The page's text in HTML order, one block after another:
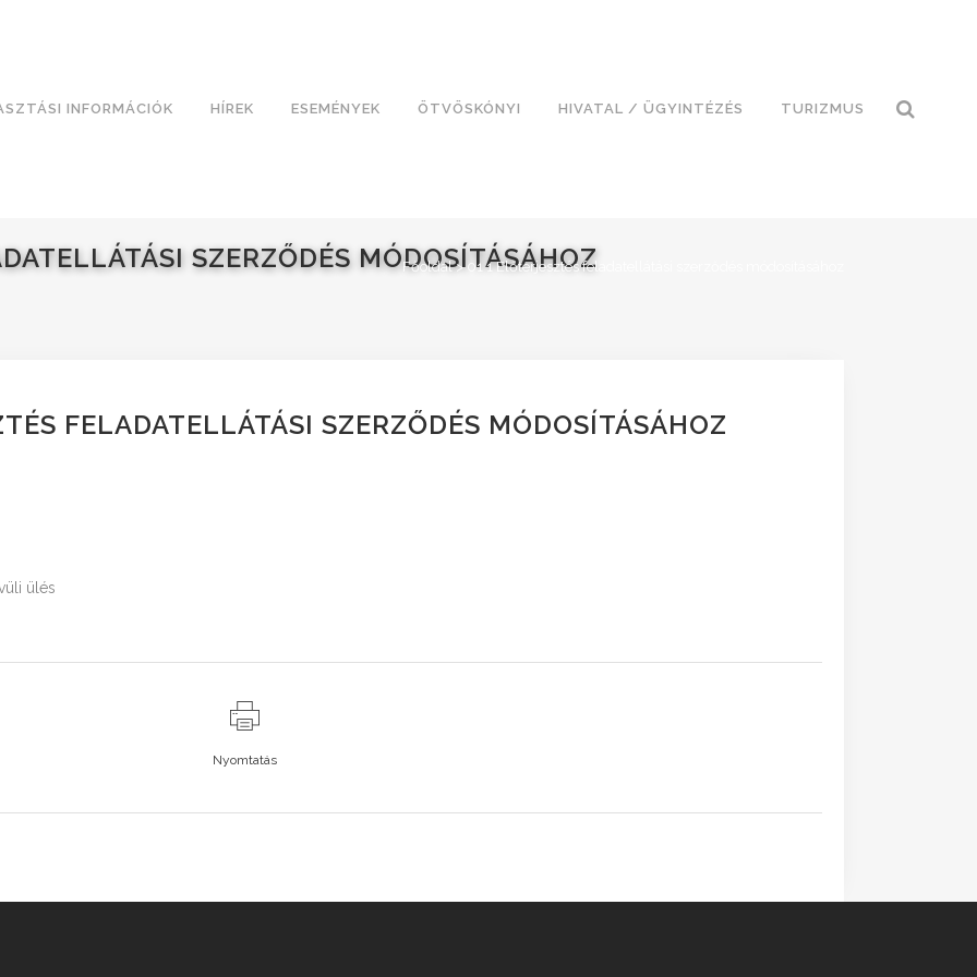
INFORMÁCIÓK HÍREK ESEMÉNYEK ÖTVÖSKÓNYI HIVATAL / ÜGYINTÉZÉS TURIZMUS
SZERZŐDÉS MÓDOSÍTÁSÁHOZ
Főoldal>01 1 Előterjesztés feladatellátási szerződés módosításához
FELADATELLÁTÁSI SZERZŐDÉS MÓDOSÍTÁSÁHOZ
ülés
Nyomtatás